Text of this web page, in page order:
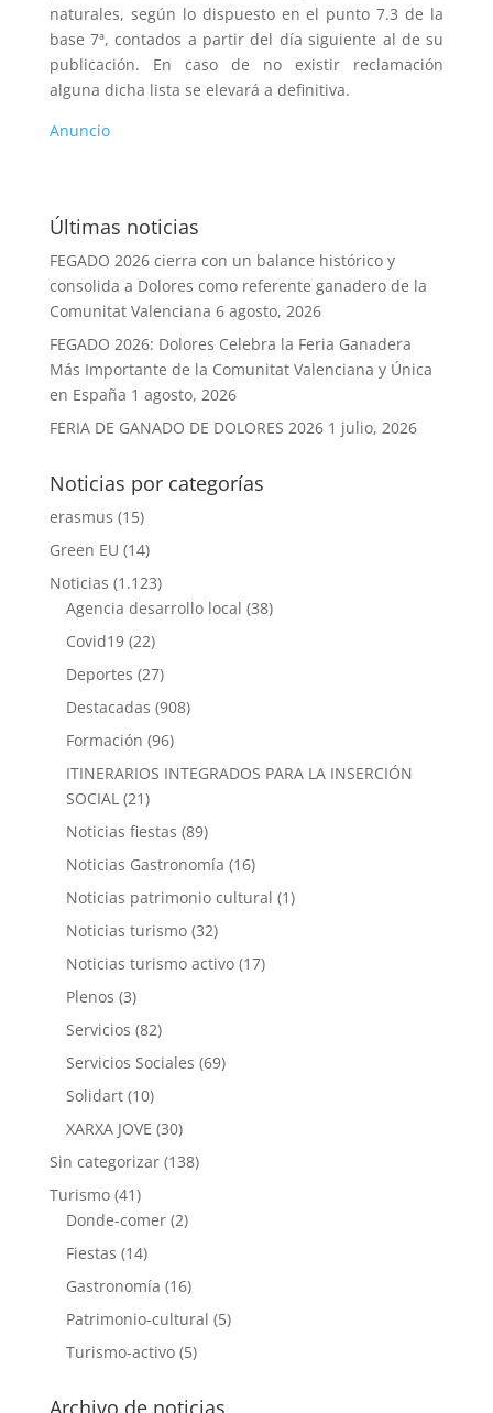
naturales, según lo dispuesto en el punto 7.3 de la
base 7ª, contados a partir del día siguiente al de su
publicación. En caso de no existir reclamación
alguna dicha lista se elevará a definitiva.
Anuncio
Últimas noticias
FEGADO 2026 cierra con un balance histórico y
consolida a Dolores como referente ganadero de la
Comunitat Valenciana 6 agosto, 2026
FEGADO 2026: Dolores Celebra la Feria Ganadera
Más Importante de la Comunitat Valenciana y Única
en España 1 agosto, 2026
FERIA DE GANADO DE DOLORES 2026 1 julio, 2026
Noticias por categorías
erasmus (15)
Green EU (14)
Noticias (1.123)
Agencia desarrollo local (38)
Covid19(22)
Deportes (27)
Destacadas (908)
Formación (96)
ITINERARIOS INTEGRADOS PARA LA INSERCIÓN
SOCIAL(21)
Noticias fiestas (89)
Noticias Gastronomía (16)
Noticias patrimonio cultural (1)
Noticias turismo(32)
Noticias turismo activo(17)
Plenos (3)
Servicios (82)
Servicios Sociales (69)
Solidart(10)
XARXA JOVE (30)
Sin categorizar(138)
Turismo(41)
Donde-comer(2)
Fiestas (14)
Gastronomía (16)
Patrimonio-cultural (5)
Turismo-activo(5)
Archivo de noticias